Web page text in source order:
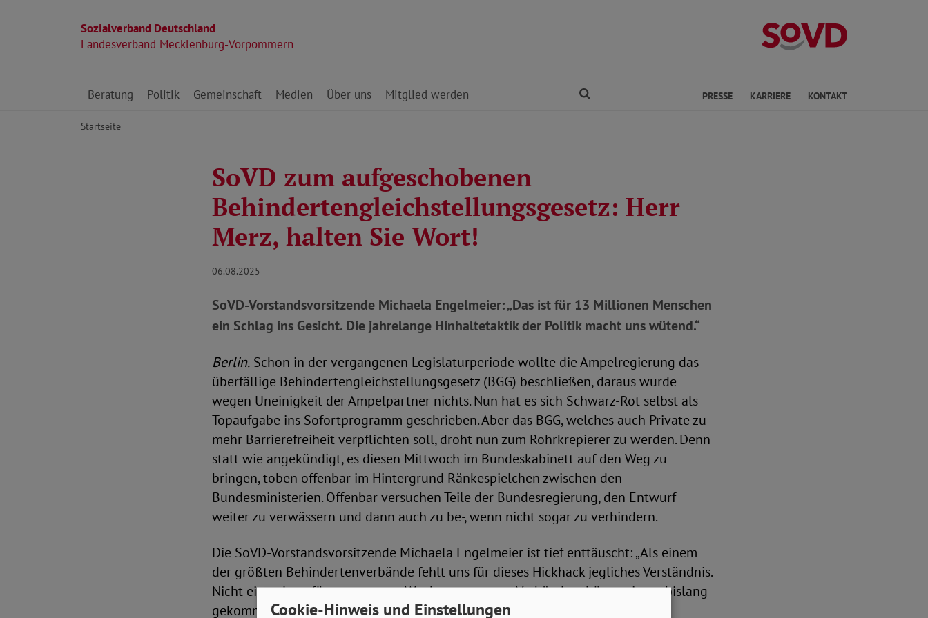
Sozialverband Deutschland
Landesverband Mecklenburg-Vorpommern
Landesverband
Direkt zu den Inhalten springen
Beratung Politik Gemeinschaft Medien Über uns Mitglied werden PRESSE KARRIERE KONTAKT
Startseite
SoVD zum aufgeschobenen
Behindertengleichstellungsgesetz: Herr
Merz, halten Sie Wort!
06.08.2025
SoVD-Vorstandsvorsitzende Michaela Engelmeier: „Das ist für 13 Millionen Menschen
ein Schlag ins Gesicht. Die jahrelange Hinhaltetaktik der Politik macht uns wütend.“
Berlin. Schon in der vergangenen Legislaturperiode wollte die Ampelregierung das
überfällige Behindertengleichstellungsgesetz (BGG) beschließen, daraus wurde
wegen Uneinigkeit der Ampelpartner nichts. Nun hat es sich Schwarz-Rot selbst als
Topaufgabe ins Sofortprogramm geschrieben. Aber das BGG, welches auch Private zu
mehr Barrierefreiheit verpflichten soll, droht nun zum Rohrkrepierer zu werden. Denn
statt wie angekündigt, es diesen Mittwoch im Bundeskabinett auf den Weg zu
bringen, toben offenbar im Hintergrund Ränkespielchen zwischen den
Bundesministerien. Offenbar versuchen Teile der Bundesregierung, den Entwurf
weiter zu verwässern und dann auch zu be-, wenn nicht sogar zu verhindern.
Die SoVD-Vorstandsvorsitzende Michaela Engelmeier ist tief enttäuscht: „Als einem
der größten Behindertenverbände fehlt uns für dieses Hickhack jegliches Verständnis.
Nicht einmal zur für vergangene Woche erwarteten Verbändeanhörung ist es bislang
gekommen. Das ist für 13 Millionen Menschen mit Behinderung ein Schlag ins
Cookie-Hinweis und Einstellungen